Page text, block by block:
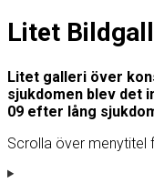
Litet
Litet galleri över
sjukdomen blev det
09 efter lång
Scrolla över menytitel